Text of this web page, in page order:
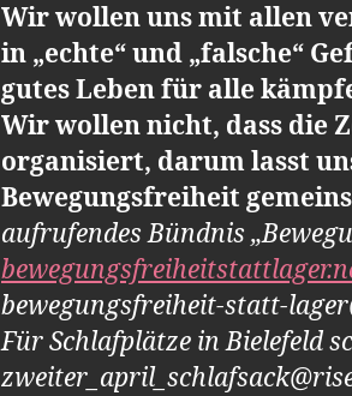
Wir wollen uns mit allen
in „echte“ und „falsche“
gutes Leben für alle
Wir wollen nicht, dass die
organisiert, darum lasst
Bewegungsfreiheit
aufrufendes Bündnis
bewegungsfreiheit-statt-
Für Schlafplätze in Bielefeld